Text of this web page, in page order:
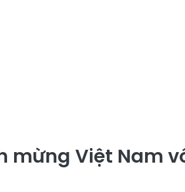
mừng Việt Nam